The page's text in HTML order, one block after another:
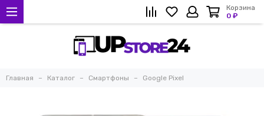
Корзина
0 ₽
Главная Каталог Смартфоны Google Pixel